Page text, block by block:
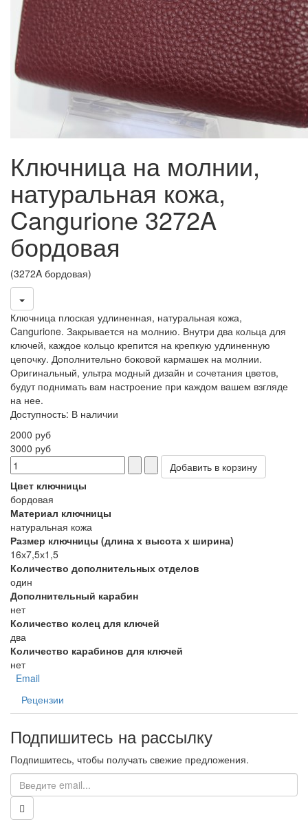
Ключница на молнии,
натуральная кожа,
Cangurione 3272A
бордовая
(3272A бордовая)
Ключница плоская удлиненная, натуральная кожа,
Cangurione. Закрывается на молнию. Внутри два кольца для
ключей, каждое кольцо крепится на крепкую удлиненную
цепочку. Дополнительно боковой кармашек на молнии.
Оригинальный, ультра модный дизайн и сочетания цветов,
будут поднимать вам настроение при каждом вашем взгляде
на нее.
Доступность: В наличии
2000 руб
3000 руб
Цвет ключницы
бордовая
Материал ключницы
натуральная кожа
Размер ключницы (длина х высота х ширина)
16х7,5х1,5
Количество дополнительных отделов
один
Дополнительный карабин
нет
Количество колец для ключей
два
Количество карабинов для ключей
нет
Email
Рецензии
Подпишитесь на рассылку
Подпишитесь, чтобы получать свежие предложения.